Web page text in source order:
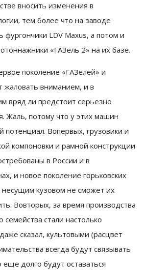
вносить изменения в
тем более что на заводе
фургончики LDV Maxus, а потом и
«ГАЗель 2» на их базе.
поколение «ГАЗелей» и
жаловать вниманием, и в
вряд ли предстоит серьезно
Жаль, потому что у этих машин
Вопервых, грузовики и
компоновки и рамной конструкции
в России и в
и новое поколение горьковских
кузовом не сможет их
Вовторых, за время производства
семейства стали настолько
сказал, культовыми (расцвет
всегда будут связывать
долго будут оставаться